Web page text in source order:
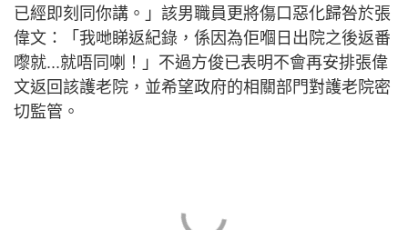
已經即刻同你講。」該男職員更將傷口惡化歸咎於張
偉文：「我哋睇返紀錄，係因為佢嗰日出院之後返番
嚟就...就唔同喇！」不過方俊已表明不會再安排張偉
文返回該護老院，並希望政府的相關部門對護老院密
切監管。